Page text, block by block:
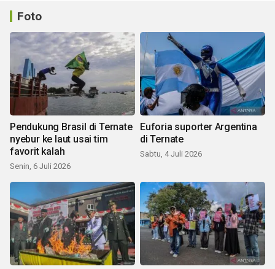
Foto
Pendukung Brasil di Ternate
nyebur ke laut usai tim
favorit kalah
Senin, 6 Juli 2026
Euforia suporter Argentina
di Ternate
Sabtu, 4 Juli 2026